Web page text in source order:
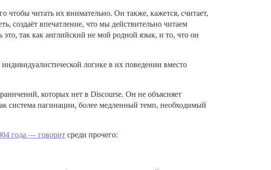
чтобы читать их внимательно. Он также, кажется, считает,
создаёт впечатление, что мы действительно читаем
так как английский не мой родной язык, и то, что он
логике в их поведении вместо
которых нет в Discourse. Он не объясняет
система пагинации, более медленный темп, необходимый
года — говорит среди прочего: